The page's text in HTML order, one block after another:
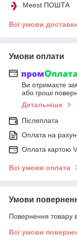
Meest ПОШТА
Всі умови
Умови оплати
Ви отримаєте
або гроші
Детальніше
Післяплата
Оплата на
Оплата картою
Всі умови оплати
Умови
Повернення товару
Всі умови